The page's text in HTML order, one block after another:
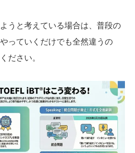
うと考えている場合は、普段の
っていくだけでも全然違うの
ださい。